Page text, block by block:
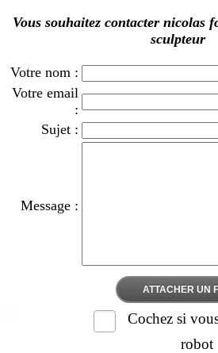
Vous souhaitez contacter nicolas
sculpteur
Votre nom :
Votre email
:
Sujet :
Message :
ATTACHER UN
Cochez si
robot